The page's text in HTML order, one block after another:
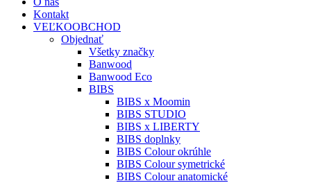
Kontakt
VEĽKOOBCHOD
Objednať
Všetky značky
Banwood
Banwood Eco
BIBS
BIBS x Moomin
BIBS STUDIO
BIBS x LIBERTY
BIBS doplnky
BIBS Colour okrúhle
BIBS Colour symetrické
BIBS Colour anatomické